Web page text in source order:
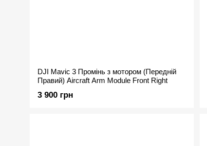
DJI Mavic 3 Промінь з мотором (Передній
Правий) Aircraft Arm Module Front Right
3 900 грн